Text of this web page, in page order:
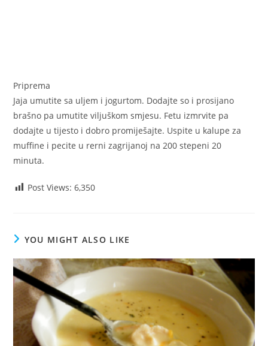
Priprema
Jaja umutite sa uljem i jogurtom. Dodajte so i prosijano
brašno pa umutite viljuškom smjesu. Fetu izmrvite pa
dodajte u tijesto i dobro promiješajte. Uspite u kalupe za
muffine i pecite u rerni zagrijanoj na 200 stepeni 20
minuta.
Post Views: 6,350
YOU MIGHT ALSO LIKE